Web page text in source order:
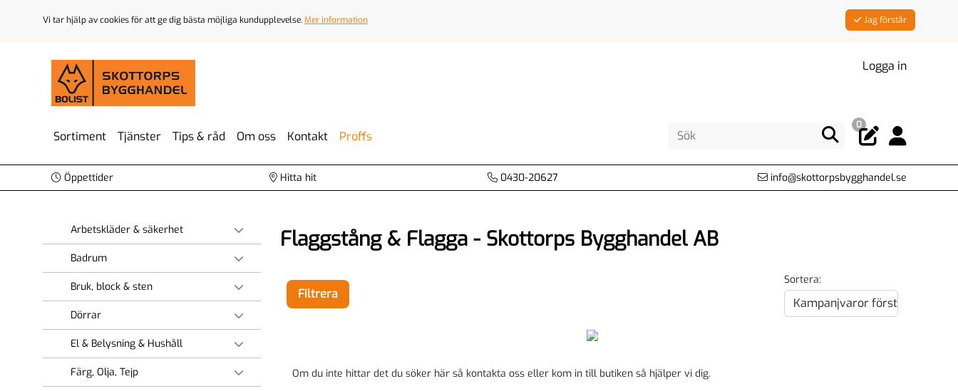
Vi tar hjälp av cookies för att ge dig bästa möjliga kundupplevelse.Mer information Jag förstår
Logga in
Sortiment Tjänster Tips & råd Om oss Kontakt Proffs
0
Öppettider Hitta hit 0430-20627 info@skottorpsbygghandel.se
Arbetskläder & säkerhet
Badrum
Bruk, block & sten
Dörrar
El & Belysning & Hushåll
Färg, Olja, Tejp
Flaggstång & Flagga - Skottorps Bygghandel AB
Filtrera
Sortera:
Om du inte hittar det du söker här så kontakta oss eller kom in till butiken så hjälper vi dig.